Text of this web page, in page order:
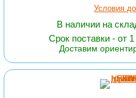
Условия
В наличии на
Срок поставки - от
Доставим